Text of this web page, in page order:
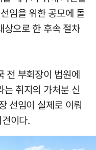
임을 위한 공모에 돌
상으로 한 후속 절차
전 부회장이 법원에
는 취지의 가처분 신
선임이 실제로 이뤄
이다.